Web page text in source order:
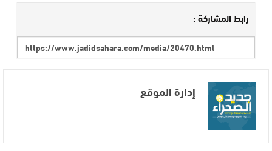
رابط المشاركة :
إدارة الموقع